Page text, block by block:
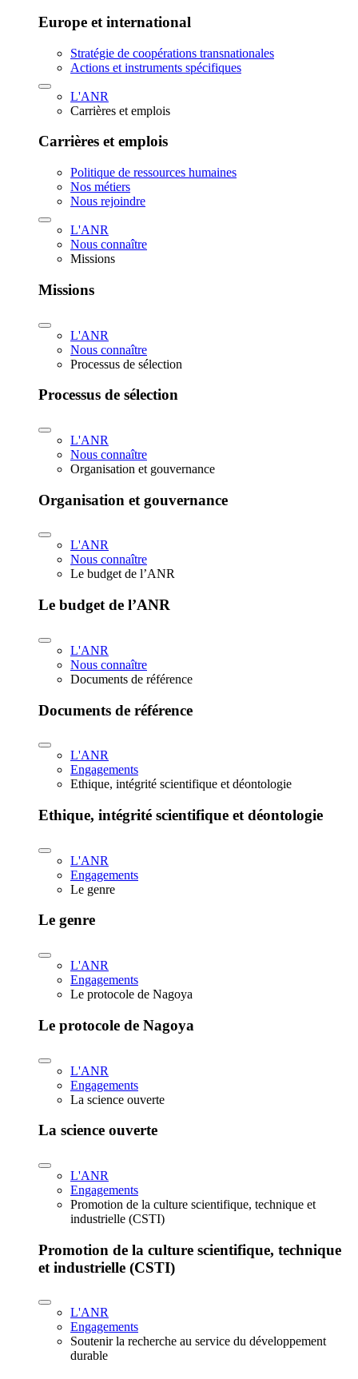
Europe et international
Stratégie de coopérations transnationales
Actions et instruments spécifiques
L'ANR
Carrières et emplois
Carrières et emplois
Politique de ressources humaines
Nos métiers
Nous rejoindre
L'ANR
Nous connaître
Missions
Missions
L'ANR
Nous connaître
Processus de sélection
Processus de sélection
L'ANR
Nous connaître
Organisation et gouvernance
Organisation et gouvernance
L'ANR
Nous connaître
Le budget de l’ANR
Le budget de l’ANR
L'ANR
Nous connaître
Documents de référence
Documents de référence
L'ANR
Engagements
Ethique, intégrité scientifique et déontologie
Ethique, intégrité scientifique et déontologie
L'ANR
Engagements
Le genre
Le genre
L'ANR
Engagements
Le protocole de Nagoya
Le protocole de Nagoya
L'ANR
Engagements
La science ouverte
La science ouverte
L'ANR
Engagements
Promotion de la culture scientifique, technique et
industrielle (CSTI)
Promotion de la culture scientifique, technique
et industrielle (CSTI)
L'ANR
Engagements
Soutenir la recherche au service du développement
durable